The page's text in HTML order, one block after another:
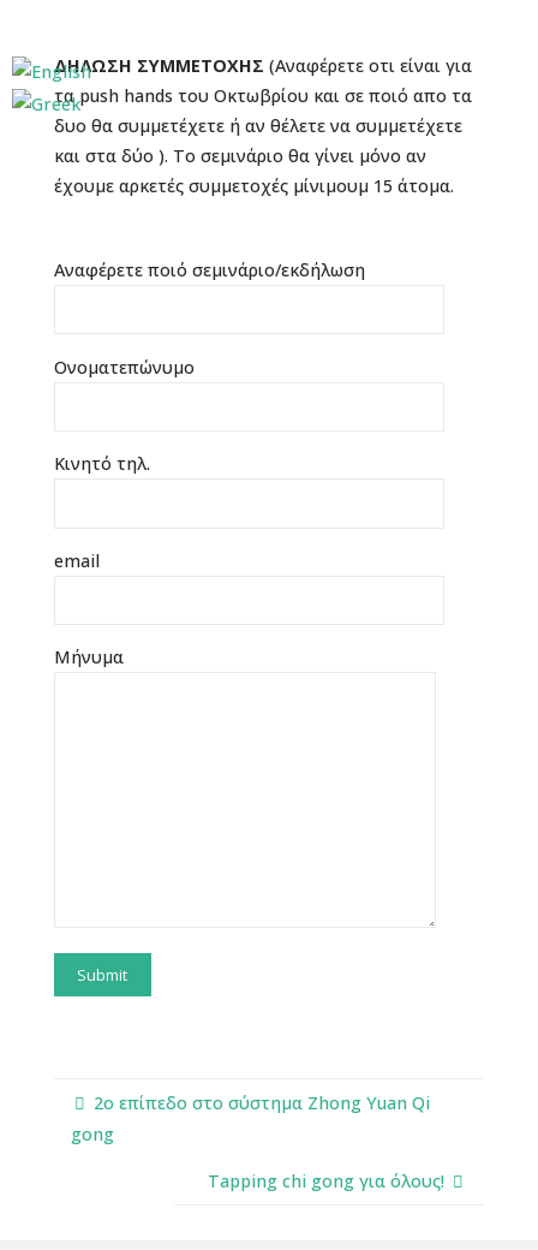
ΔΗΛΩΣΗ ΣΥΜΜΕΤΟΧΗΣ (Αναφέρετε οτι είναι για
τα push hands του Οκτωβρίου και σε ποιό απο τα
δυο θα συμμετέχετε ή αν θέλετε να συμμετέχετε
και στα δύο ). Το σεμινάριο θα γίνει μόνο αν
έχουμε αρκετές συμμετοχές μίνιμουμ 15 άτομα.
Αναφέρετε ποιό σεμινάριο/εκδήλωση
Ονοματεπώνυμο
Κινητό τηλ.
email
Μήνυμα
2ο επίπεδο στο σύστημα Zhong Yuan Qi
gong
Tapping chi gong για όλους!